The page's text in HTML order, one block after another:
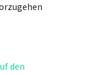
den